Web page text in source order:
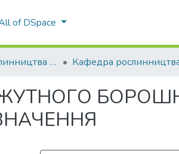
of DSpace
Кафедра рослинництва імені О.І.Зінченка